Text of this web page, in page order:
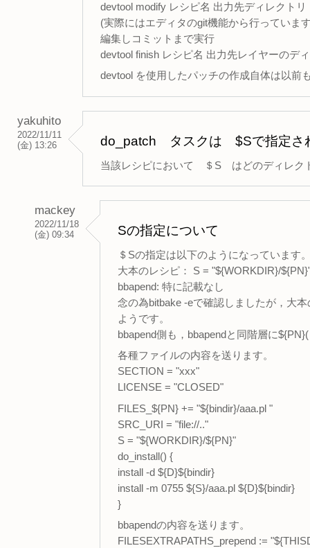
devtool modify レシピ名 出力先ディレクトリ
(実際にはエディタのgit機能から行っていま
編集しコミットまで実行
devtool finish レシピ名 出力先レイヤーのデ
devtool を使用したパッチの作成自体は以前
yakuhito
2022/11/11
(金) 13:26
do_patch タスクは $Sで指定さ
当該レシピにおいて ＄S はどのディレク
mackey
2022/11/18
(金) 09:34
Sの指定について
＄Sの指定は以下のようになっています
大本のレシピ： S = "${WORKDIR}/
bbapend: 特に記載なし
念の為bitbake -eで確認しましたが，大
ようです。
bbapend側も，bbapendと同階層に
各種ファイルの内容を送ります。
SECTION = "xxx"
LICENSE = "CLOSED"
FILES_${PN} += "${bindir}/aaa.pl "
SRC_URI = "file://.."
S = "${WORKDIR}/${PN}"
do_install() {
install -d ${D}${bindir}
install -m 0755 ${S}/aaa.pl ${D}${bindir}
}
bbapendの内容を送ります。
FILESEXTRAPATHS_prepend :=